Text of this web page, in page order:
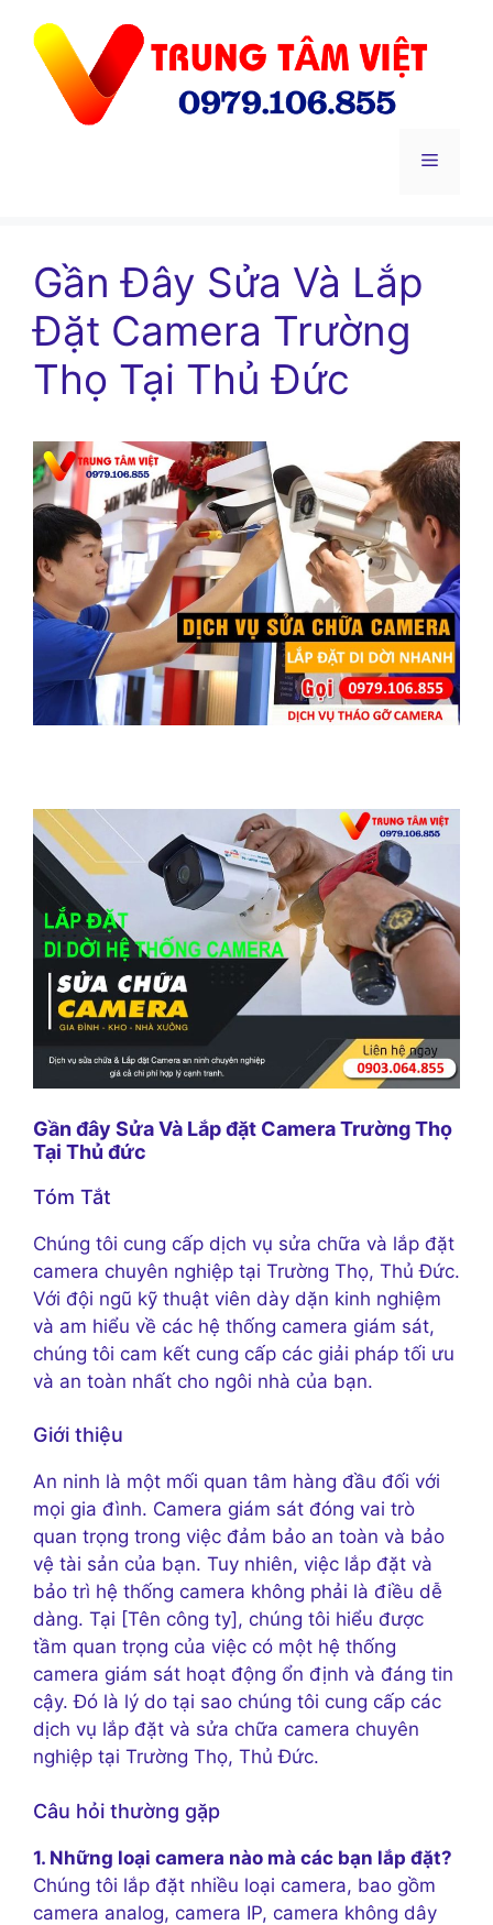
Menu
Gần Đây Sửa Và Lắp
Đặt Camera Trường
Thọ Tại Thủ Đức
Gần đây Sửa Và Lắp đặt Camera Trường Thọ
Tại Thủ đức
Tóm Tắt
Chúng tôi cung cấp dịch vụ sửa chữa và lắp đặt
camera chuyên nghiệp tại Trường Thọ, Thủ Đức.
Với đội ngũ kỹ thuật viên dày dặn kinh nghiệm
và am hiểu về các hệ thống camera giám sát,
chúng tôi cam kết cung cấp các giải pháp tối ưu
và an toàn nhất cho ngôi nhà của bạn.
Giới thiệu
An ninh là một mối quan tâm hàng đầu đối với
mọi gia đình. Camera giám sát đóng vai trò
quan trọng trong việc đảm bảo an toàn và bảo
vệ tài sản của bạn. Tuy nhiên, việc lắp đặt và
bảo trì hệ thống camera không phải là điều dễ
dàng. Tại [Tên công ty], chúng tôi hiểu được
tầm quan trọng của việc có một hệ thống
camera giám sát hoạt động ổn định và đáng tin
cậy. Đó là lý do tại sao chúng tôi cung cấp các
dịch vụ lắp đặt và sửa chữa camera chuyên
nghiệp tại Trường Thọ, Thủ Đức.
Câu hỏi thường gặp
1. Những loại camera nào mà các bạn lắp đặt?
Chúng tôi lắp đặt nhiều loại camera, bao gồm
camera analog, camera IP, camera không dây